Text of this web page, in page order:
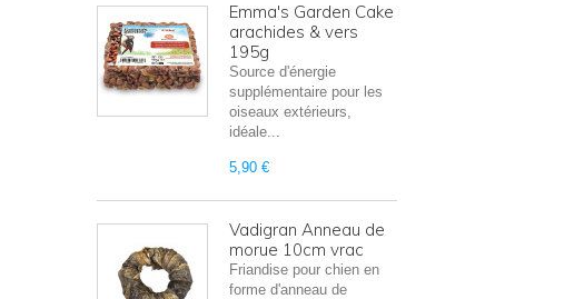
Emma's Garden Cake
arachides & vers
195g
Source d'énergie
supplémentaire pour les
oiseaux extérieurs,
idéale...
5,90 €
Vadigran Anneau de
morue 10cm vrac
Friandise pour chien en
forme d'anneau de